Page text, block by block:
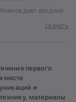
дает вводные
Скачать
первого
месте
и
материалы